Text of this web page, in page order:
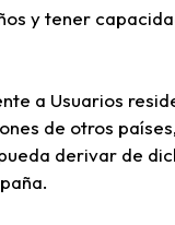
y tener
a Usuarios
de otros
derivar de